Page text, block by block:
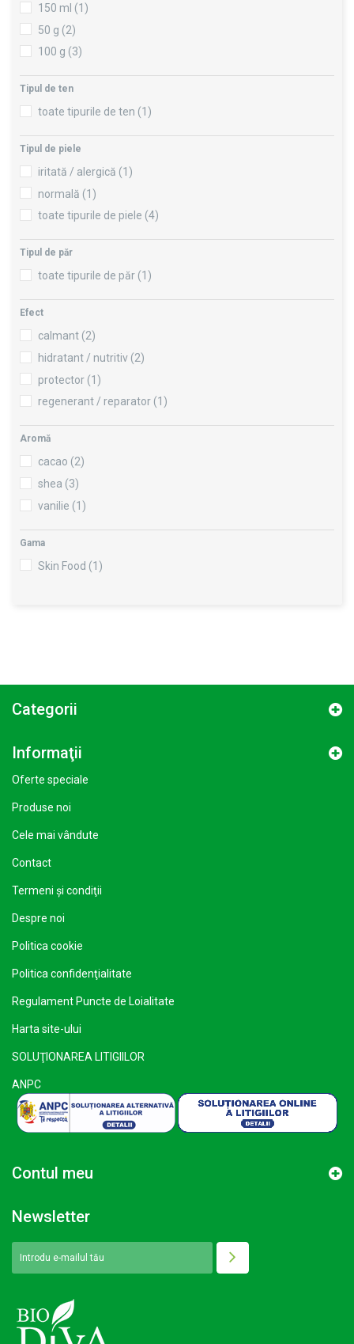
150 ml (1)
50 g (2)
100 g (3)
Tipul de ten
toate tipurile de ten (1)
Tipul de piele
iritată / alergică (1)
normală (1)
toate tipurile de piele (4)
Tipul de păr
toate tipurile de păr (1)
Efect
calmant (2)
hidratant / nutritiv (2)
protector (1)
regenerant / reparator (1)
Aromă
cacao (2)
shea (3)
vanilie (1)
Gama
Skin Food (1)
Categorii
Informaţii
Oferte speciale
Produse noi
Cele mai vândute
Contact
Termeni şi condiţii
Despre noi
Politica cookie
Politica confidenţialitate
Regulament Puncte de Loialitate
Harta site-ului
SOLUŢIONAREA LITIGIILOR
ANPC
Contul meu
Newsletter